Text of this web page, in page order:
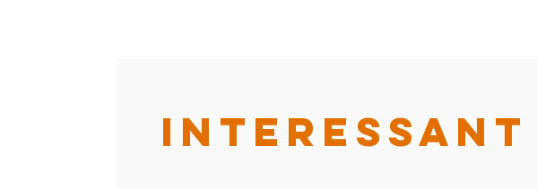
Interessant